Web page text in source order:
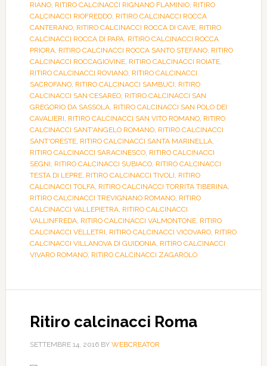
RIANO, RITIRO CALCINACCI RIGNANO FLAMINIO, RITIRO
CALCINACCI RIOFREDDO, RITIRO CALCINACCI ROCCA
CANTERANO, RITIRO CALCINACCI ROCCA DI CAVE, RITIRO
CALCINACCI ROCCA DI PAPA, RITIRO CALCINACCI ROCCA
PRIORA, RITIRO CALCINACCI ROCCA SANTO STEFANO, RITIRO
CALCINACCI ROCCAGIOVINE, RITIRO CALCINACCI ROIATE,
RITIRO CALCINACCI ROVIANO, RITIRO CALCINACCI
SACROFANO, RITIRO CALCINACCI SAMBUCI, RITIRO
CALCINACCI SAN CESAREO, RITIRO CALCINACCI SAN
GREGORIO DA SASSOLA, RITIRO CALCINACCI SAN POLO DEI
CAVALIERI, RITIRO CALCINACCI SAN VITO ROMANO, RITIRO
CALCINACCI SANT'ANGELO ROMANO, RITIRO CALCINACCI
SANT'ORESTE, RITIRO CALCINACCI SANTA MARINELLA,
RITIRO CALCINACCI SARACINESCO, RITIRO CALCINACCI
SEGNI, RITIRO CALCINACCI SUBIACO, RITIRO CALCINACCI
TESTA DI LEPRE, RITIRO CALCINACCI TIVOLI, RITIRO
CALCINACCI TOLFA, RITIRO CALCINACCI TORRITA TIBERINA,
RITIRO CALCINACCI TREVIGNANO ROMANO, RITIRO
CALCINACCI VALLEPIETRA, RITIRO CALCINACCI
VALLINFREDA, RITIRO CALCINACCI VALMONTONE, RITIRO
CALCINACCI VELLETRI, RITIRO CALCINACCI VICOVARO, RITIRO
CALCINACCI VILLANOVA DI GUIDONIA, RITIRO CALCINACCI
VIVARO ROMANO, RITIRO CALCINACCI ZAGAROLO
Ritiro calcinacci Roma
SETTEMBRE 14, 2016BY WEBCREATOR